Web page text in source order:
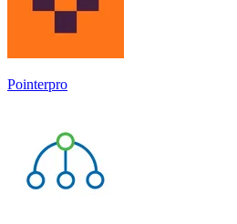
Pointerpro